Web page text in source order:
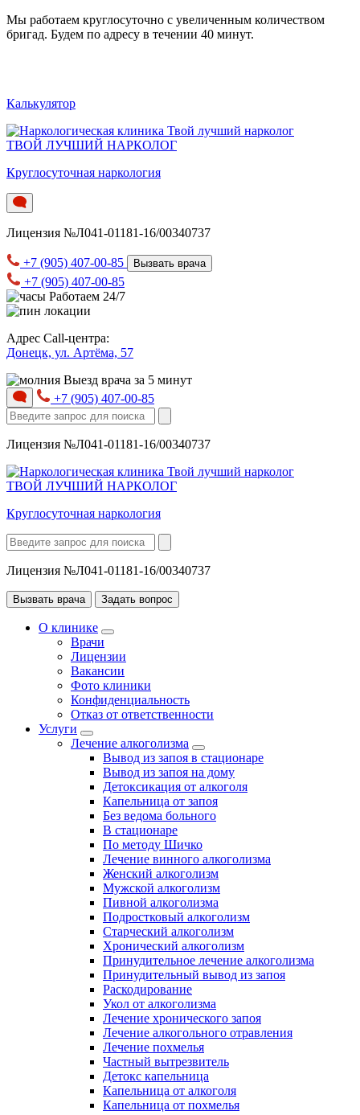
Мы работаем круглосуточно c увеличенным количеством
бригад. Будем по адресу в течении 40 минут.
Калькулятор
ТВОЙ ЛУЧШИЙ НАРКОЛОГ
Круглосуточная наркология
Лицензия №Л041-01181-16/00340737
+7 (905) 407-00-85 Вызвать врача
+7 (905) 407-00-85
Работаем 24/7
Адрес Call-центра:
Донецк, ул. Артёма, 57
Выезд врача за 5 минут
+7 (905) 407-00-85
Лицензия №Л041-01181-16/00340737
ТВОЙ ЛУЧШИЙ НАРКОЛОГ
Круглосуточная наркология
Лицензия №Л041-01181-16/00340737
Вызвать врача Задать вопрос
О клинике
Врачи
Лицензии
Вакансии
Фото клиники
Конфиденциальность
Отказ от ответственности
Услуги
Лечение алкоголизма
Вывод из запоя в стационаре
Вывод из запоя на дому
Детоксикация от алкоголя
Капельница от запоя
Без ведома больного
В стационаре
По методу Шичко
Лечение винного алкоголизма
Женский алкоголизм
Мужской алкоголизм
Пивной алкоголизма
Подростковый алкоголизм
Старческий алкоголизм
Хронический алкоголизм
Принудительное лечение алкоголизма
Принудительный вывод из запоя
Раскодирование
Укол от алкоголизма
Лечение хронического запоя
Лечение алкогольного отравления
Лечение похмелья
Частный вытрезвитель
Детокс капельница
Капельница от алкоголя
Капельница от похмелья